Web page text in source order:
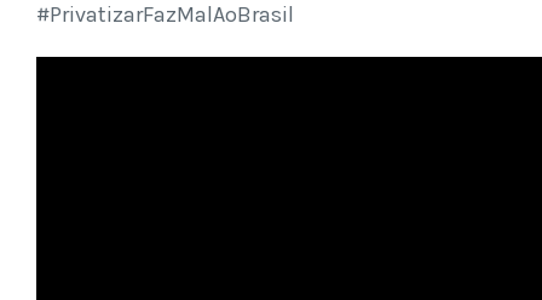
#PrivatizarFazMalAoBrasil